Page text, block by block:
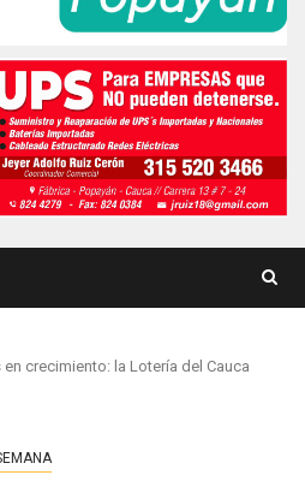
crecimiento: la Lotería del Cauca